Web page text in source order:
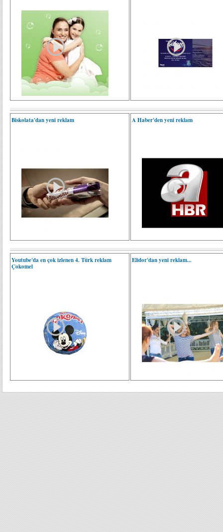
Biskolata'dan yeni reklam A Haber'den yeni reklam
Youtube'da en çok izlenen 4. Türk reklam
Çokomel
Elidor'dan yeni reklam...